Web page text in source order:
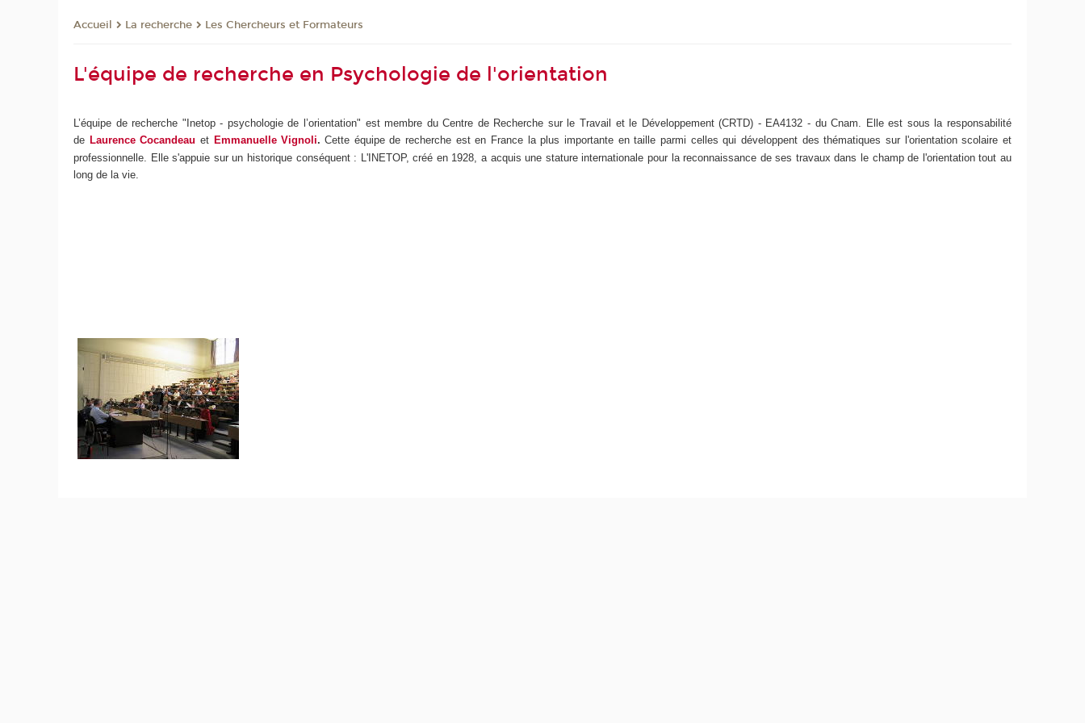
Accueil La recherche Les Chercheurs et Formateurs
L'équipe de recherche en Psychologie de l'orientation
L’équipe de recherche "Inetop - psychologie de l’orientation" est membre du Centre de Recherche sur le Travail et le Développement (CRTD) - EA4132 - du Cnam. Elle est sous la responsabilité
de Laurence Cocandeau et Emmanuelle Vignoli. Cette équipe de recherche est en France la plus importante en taille parmi celles qui développent des thématiques sur l'orientation scolaire et
professionnelle. Elle s'appuie sur un historique conséquent : L'INETOP, créé en 1928, a acquis une stature internationale pour la reconnaissance de ses travaux dans le champ de l'orientation tout au
long de la vie.